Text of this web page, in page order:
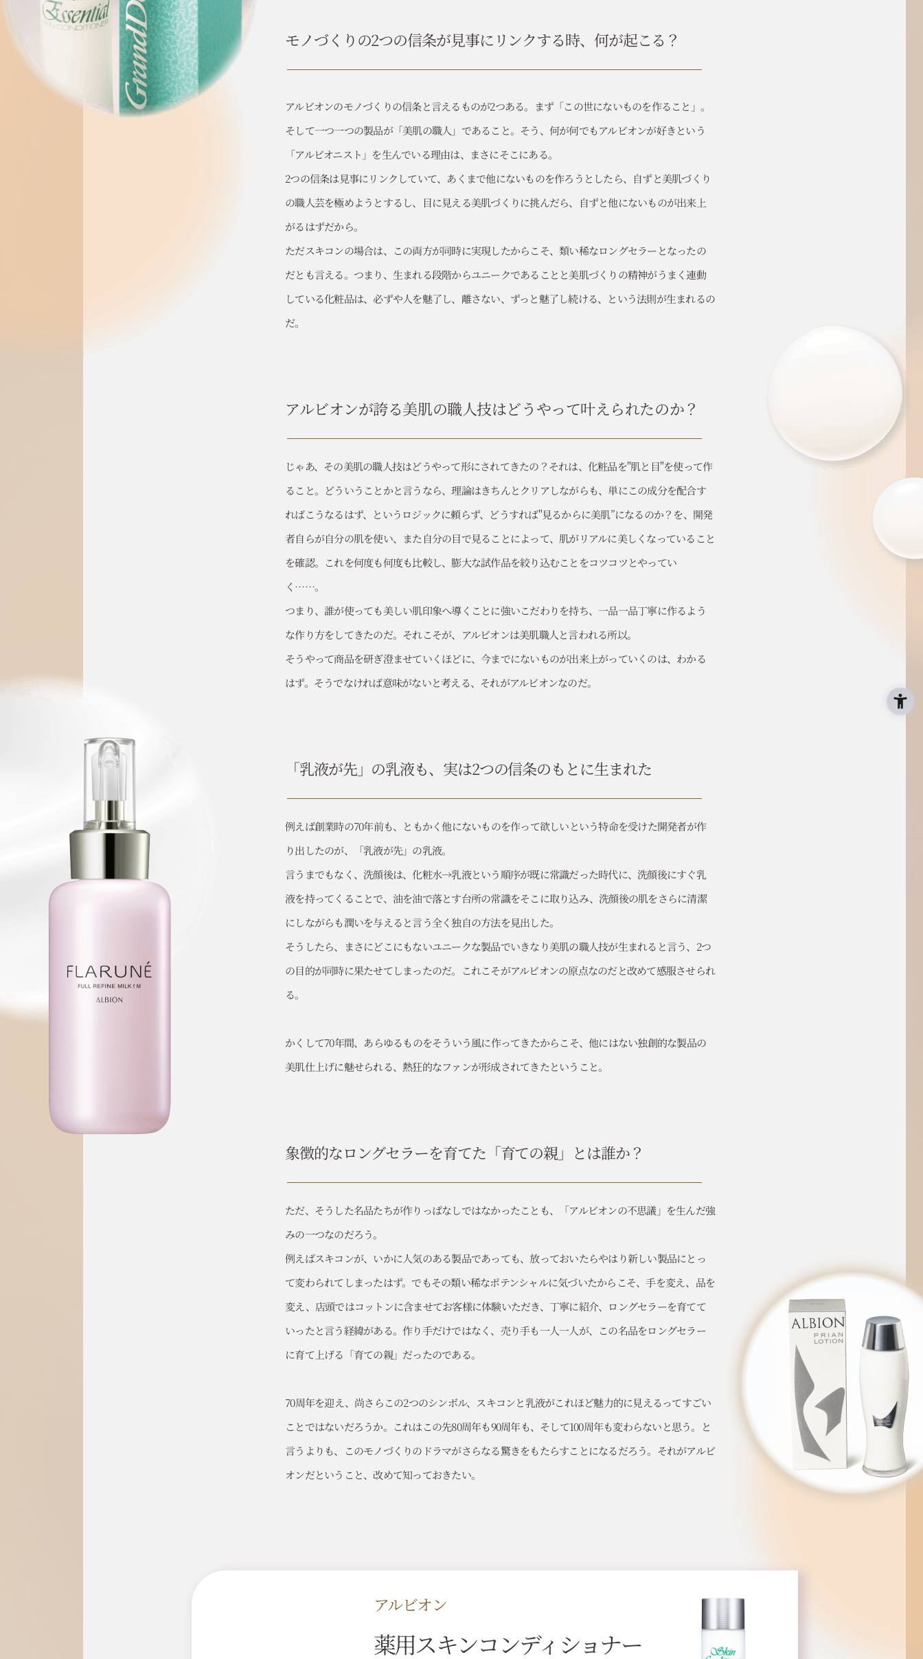
モノづくりの2つの信条が見事にリンクする時、何が起こる？
アルビオンのモノづくりの信条と言えるものが2つある。まず「この世にないものを作ること」。
そして一つ一つの製品が「美肌の職人」であること。そう、何が何でもアルビオンが好きという
「アルビオニスト」を生んでいる理由は、まさにそこにある。
2つの信条は見事にリンクしていて、あくまで他にないものを作ろうとしたら、自ずと美肌づくり
の職人芸を極めようとするし、目に見える美肌づくりに挑んだら、自ずと他にないものが出来上
がるはずだから。
ただスキコンの場合は、この両方が同時に実現したからこそ、類い稀なロングセラーとなったの
だとも言える。つまり、生まれる段階からユニークであることと美肌づくりの精神がうまく連動
している化粧品は、必ずや人を魅了し、離さない、ずっと魅了し続ける、という法則が生まれるの
だ。
アルビオンが誇る美肌の職人技はどうやって叶えられたのか？
じゃあ、その美肌の職人技はどうやって形にされてきたの？それは、化粧品を"肌と目"を使って作
ること。どういうことかと言うなら、理論はきちんとクリアしながらも、単にこの成分を配合す
ればこうなるはず、というロジックに頼らず、どうすれば"見るからに美肌”になるのか？を、開発
者自らが自分の肌を使い、また自分の目で見ることによって、肌がリアルに美しくなっていること
を確認。これを何度も何度も比較し、膨大な試作品を絞り込むことをコツコツとやってい
く……。
つまり、誰が使っても美しい肌印象へ導くことに強いこだわりを持ち、一品一品丁寧に作るよう
な作り方をしてきたのだ。それこそが、アルビオンは美肌職人と言われる所以。
そうやって商品を研ぎ澄ませていくほどに、今までにないものが出来上がっていくのは、わかる
はず。そうでなければ意味がないと考える、それがアルビオンなのだ。
「乳液が先」の乳液も、 実は2つの信条のもとに生まれた
例えば創業時の70年前も、ともかく他にないものを作って欲しいという特命を受けた開発者が作
り出したのが、「乳液が先」の乳液。
言うまでもなく、洗顔後は、化粧水→乳液という順序が既に常識だった時代に、洗顔後にすぐ乳
液を持ってくることで、油を油で落とす台所の常識をそこに取り込み、洗顔後の肌をさらに清潔
にしながらも潤いを与えると言う全く独自の方法を見出した。
そうしたら、まさにどこにもないユニークな製品でいきなり美肌の職人技が生まれると言う、2つ
の目的が同時に果たせてしまったのだ。これこそがアルビオンの原点なのだと改めて感服させられ
る。
かくして70年間、あらゆるものをそういう風に作ってきたからこそ、他にはない独創的な製品の
美肌仕上げに魅せられる、熱狂的なファンが形成されてきたということ。
象徴的なロングセラーを育てた 「育ての親」とは誰か？
ただ、そうした名品たちが作りっぱなしではなかったことも、「アルビオンの不思議」を生んだ強
みの一つなのだろう。
例えばスキコンが、いかに人気のある製品であっても、放っておいたらやはり新しい製品にとっ
て変わられてしまったはず。でもその類い稀なポテンシャルに気づいたからこそ、手を変え、品を
変え、店頭ではコットンに含ませてお客様に体験いただき、丁寧に紹介、ロングセラーを育てて
いったと言う経緯がある。作り手だけではなく、売り手も一人一人が、この名品をロングセラー
に育て上げる「育ての親」だったのである。
70周年を迎え、尚さらこの2つのシンボル、スキコンと乳液がこれほど魅力的に見えるってすごい
ことではないだろうか。これはこの先80周年も90周年も、そして100周年も変わらないと思う。と
言うよりも、このモノづくりのドラマがさらなる驚きをもたらすことになるだろう。それがアルビ
オンだということ、改めて知っておきたい。
アルビオン
薬用スキンコンディショナー